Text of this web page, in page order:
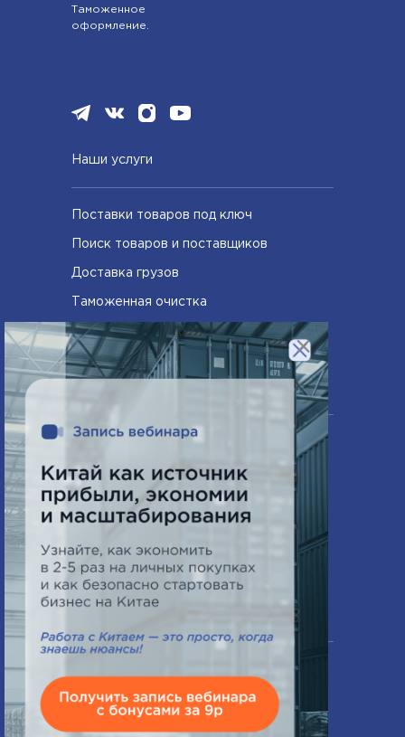
Таможенное
оформление.
Наши услуги
Поставки товаров под ключ
Поиск товаров и поставщиков
Доставка грузов
Таможенная очистка
Сертифицирование товаров
Часто задаваемые вопросы
Схема работы
Контакты
+375 33 644 69 77
×